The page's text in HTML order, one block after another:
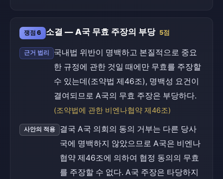
쟁점 6 소결 — A국 무효 주장의 부당 5점
근거 법리
국내법 위반이 명백하고 본질적으로 중요
한 규정에 관한 것일 때에만 무효를 주장할
수 있는데(조약법 제46조), 명백성 요건이
결여되므로 A국의 무효 주장은 부당하다.
(조약법에 관한 비엔나협약 제46조)
사안의 적용
결국 A국 의회의 동의 거부는 다른 당사
국에 명백하지 않았으므로 A국은 비엔나
협약 제46조에 의하여 협정 동의의 무효
를 주장할 수 없다. A국 주장은 타당하지